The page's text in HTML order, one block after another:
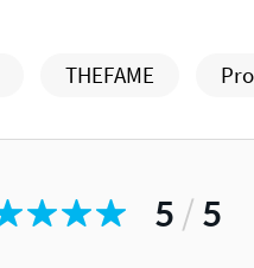
THEFAME
5/5